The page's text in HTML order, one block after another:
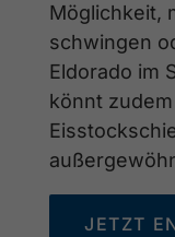
Möglichkeit,
schwingen
Eldorado im
könnt
JETZT